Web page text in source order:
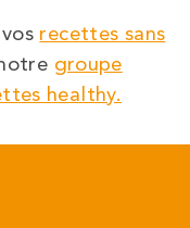
recettes sans
groupe
healthy.